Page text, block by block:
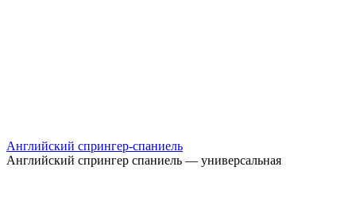
Английский спрингер-спаниель
Английский спрингер спаниель — универсальная